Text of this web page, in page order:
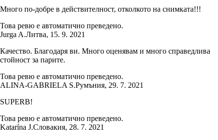
Много по-добре в действителност, отколкото на снимката!!!
Това ревю е автоматично преведено.
Jurga A.Литва, 15. 9. 2021
Качество. Благодаря ви. Много оценявам и много справедлива
стойност за парите.
Това ревю е автоматично преведено.
ALINA-GABRIELA S.Румъния, 29. 7. 2021
SUPERB!
Това ревю е автоматично преведено.
Katarína J.Словакия, 28. 7. 2021